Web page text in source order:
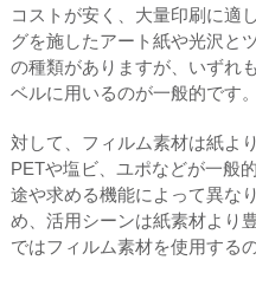
コストが安く、大量印刷に適
グを施したアート紙や光沢と
の種類がありますが、いずれ
ベルに用いるのが一般的です。
対して、フィルム素材は紙よ
PETや塩ビ、ユポなどが一般
途や求める機能によって異な
め、活用シーンは紙素材より
ではフィルム素材を使用する